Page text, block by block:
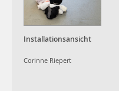
Installationsansicht
Corinne Riepert